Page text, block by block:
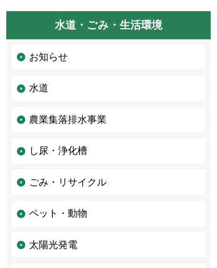
水道・ごみ・生活環境
お知らせ
水道
農業集落排水事業
し尿・浄化槽
ごみ・リサイクル
ペット・動物
太陽光発電